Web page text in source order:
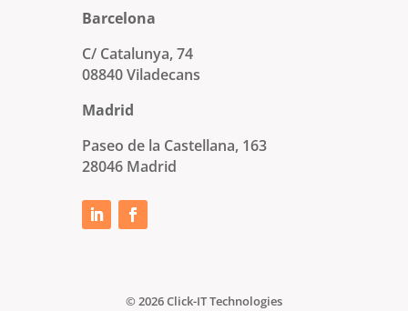
Barcelona
C/ Catalunya, 74
08840 Viladecans
Madrid
Paseo de la Castellana, 163
28046 Madrid
© 2026 Click-IT Technologies